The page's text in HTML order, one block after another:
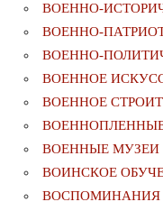
ВОЕННО-
ВОЕННО-
ВОЕННО-
ВОЕННОЕ
ВОЕННОЕ
ВОЕННЫЕ МУЗЕИ
ВОИНСКОЕ
ВОСПОМИНАНИЯ